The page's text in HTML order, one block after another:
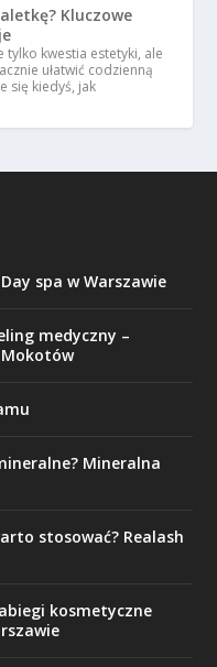
Kluczowe
kwestia estetyki, ale
ułatwić codzienną
się kiedyś, jak
spa w Warszawie
medyczny –
Mokotów
Mineralna
stosować? Realash
kosmetyczne